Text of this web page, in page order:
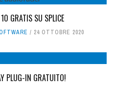
GRATIS SU SPLICE
24 OTTOBRE 2020
PLUG-IN GRATUITO!